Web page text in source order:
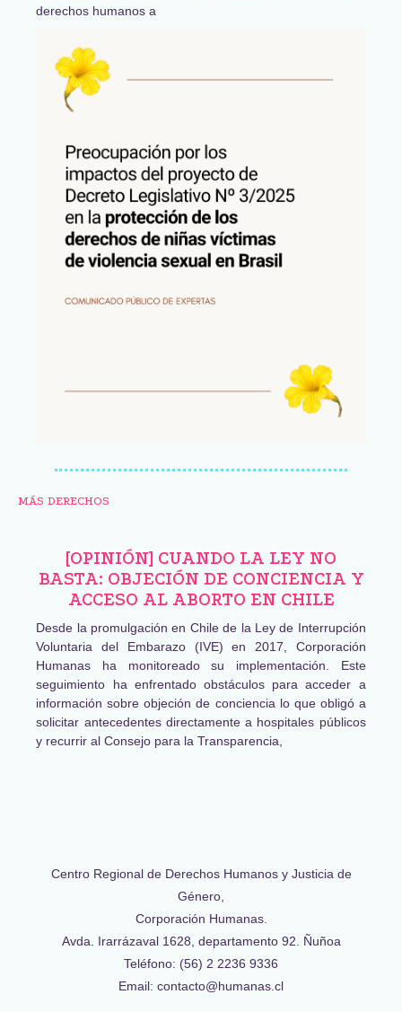
derechos humanos a
MÁS DERECHOS
[OPINIÓN] CUANDO LA LEY NO
BASTA: OBJECIÓN DE CONCIENCIA Y
ACCESO AL ABORTO EN CHILE
Desde la promulgación en Chile de la Ley de Interrupción
Voluntaria del Embarazo (IVE) en 2017, Corporación
Humanas ha monitoreado su implementación. Este
seguimiento ha enfrentado obstáculos para acceder a
información sobre objeción de conciencia lo que obligó a
solicitar antecedentes directamente a hospitales públicos
y recurrir al Consejo para la Transparencia,
Centro Regional de Derechos Humanos y Justicia de
Género,
Corporación Humanas.
Avda. Irarrázaval 1628, departamento 92. Ñuñoa
Teléfono: (56) 2 2236 9336
Email: contacto@humanas.cl